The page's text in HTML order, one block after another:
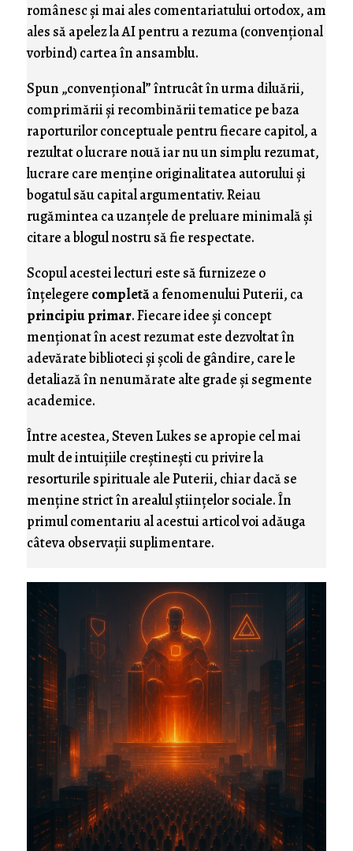
românesc şi mai ales comentariatului ortodox, am
ales să apelez la AI pentru a rezuma (convenţional
vorbind) cartea în ansamblu.
Spun „convenţional” întrucât în urma diluării,
comprimării şi recombinării tematice pe baza
raporturilor conceptuale pentru fiecare capitol, a
rezultat o lucrare nouă iar nu un simplu rezumat,
lucrare care menţine originalitatea autorului şi
bogatul său capital argumentativ. Reiau
rugămintea ca uzanţele de preluare minimală şi
citare a blogul nostru să fie respectate.
Scopul acestei lecturi este să furnizeze o
înţelegere completăa fenomenului Puterii, ca
principiu primar. Fiecare idee şi concept
menţionat în acest rezumat este dezvoltat în
adevărate biblioteci şi şcoli de gândire, care le
detaliază în nenumărate alte grade şi segmente
academice.
Între acestea, Steven Lukes se apropie cel mai
mult de intuiţiile creştineşti cu privire la
resorturile spirituale ale Puterii, chiar dacă se
menţine strict în arealul ştiinţelor sociale. În
primul comentariu al acestui articol voi adăuga
câteva observaţii suplimentare.